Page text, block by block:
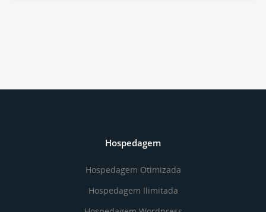
Hospedagem
Hospedagem Otimizada
Hospedagem Ilimitada